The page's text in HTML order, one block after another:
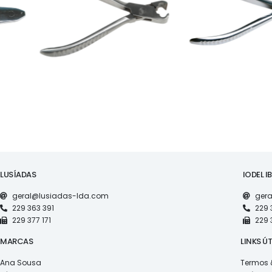
LATERAL - 3TAB49L
LUSÍADAS
geral@lusiadas-lda.com
229 363 391
229 377 171
IODEL
229
229
MARCAS
Ana Sousa
LINKS
Termos